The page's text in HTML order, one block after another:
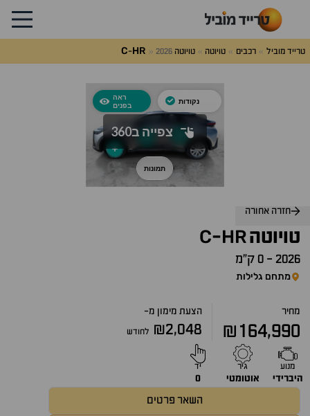
טרייד מוביל רכבים טויוטה טויוטה C-HR 2026
חזרה אחורה
טויוטה C-HR
2026
- 0 ק״מ
מתחם גלילות
מחיר
₪164,990
הצעת מימון מ-
₪2,048 לחודש
מנוע
היברידי
גיר
אוטומטי
יד
0
השאר פרטים